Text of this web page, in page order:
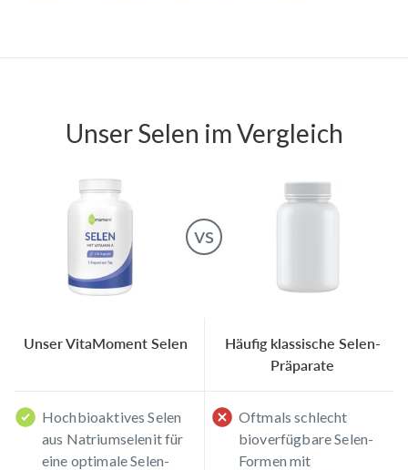
UnserSelen im Vergleich
vs
Unser VitaMoment Selen
Häufig klassische Selen-
Präparate
Hochbioaktives Selen
aus Natriumselenit für
eine optimale Selen-
Oftmals schlecht
bioverfügbare Selen-
Formen mit